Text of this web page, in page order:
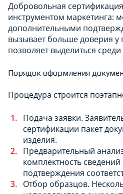
Добровольная
инструментом маркетинга:
дополнительными
вызывает больше доверия у
позволяет выделиться
Порядок оформления
Процедура строится
Подача заявки.
сертификации пакет
изделия.
Предварительный
комплектность
подтверждения
Отбор образцов.